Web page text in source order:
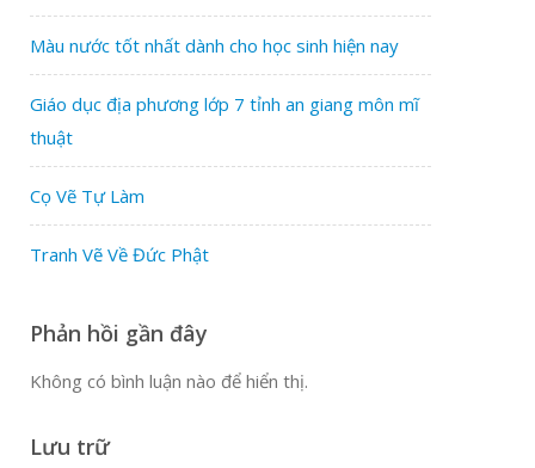
Màu nước tốt nhất dành cho học sinh hiện nay
Giáo dục địa phương lớp 7 tỉnh an giang môn mĩ
thuật
Cọ Vẽ Tự Làm
Tranh Vẽ Về Đức Phật
Phản hồi gần đây
Không có bình luận nào để hiển thị.
Lưu trữ